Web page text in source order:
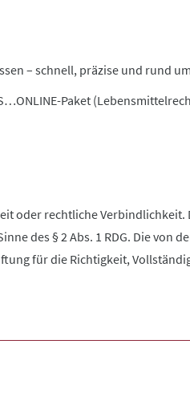
– schnell, präzise und rund
Paket
oder rechtliche Verbindlichkeit.
des § 2 Abs. 1 RDG. Die von
für die Richtigkeit,